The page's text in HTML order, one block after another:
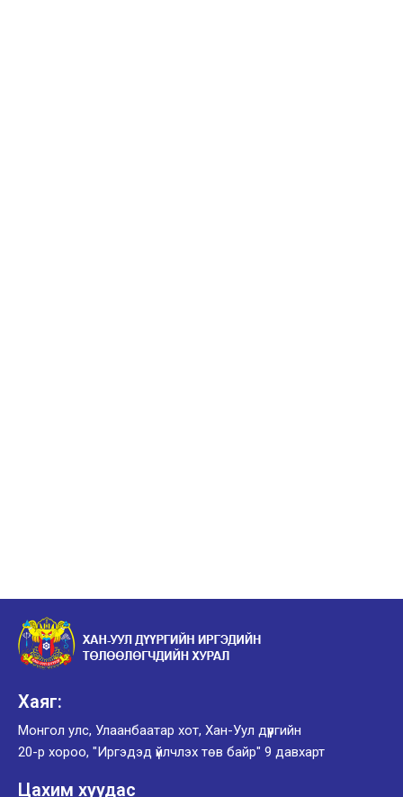
Хаяг:
Монгол улс, Улаанбаатар хот, Хан-Уул дүүргийн
20-р хороо, "Иргэдэд үйлчлэх төв байр" 9 давхарт
Цахим хуудас